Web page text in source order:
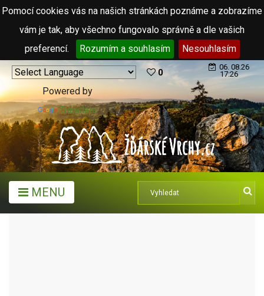
Pomocí cookies vás na našich stránkách poznáme a zobrazíme
vám je tak, aby všechno fungovalo správně a dle vašich
preferencí.
Rozumím a souhlasím Nesouhlasím
Powered by
Translate
0
06. 08.26
17:26
MENU